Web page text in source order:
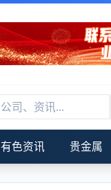
有色资讯 贵金属